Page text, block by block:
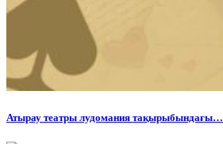
Атырау театры лудомания тақырыбындағы…